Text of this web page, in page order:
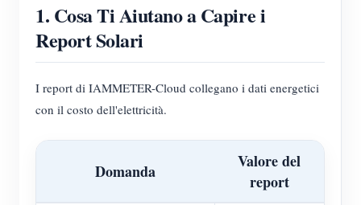
1. Cosa Ti Aiutano a Capire i
Report Solari
I report di IAMMETER-Cloud collegano i dati energetici
con il costo dell'elettricità.
Domanda
Valore del
report